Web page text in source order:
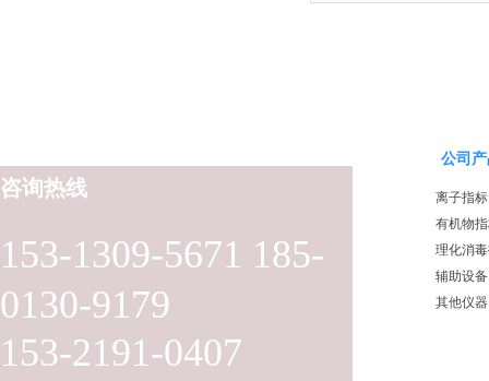
153-1309-5671 185-
0130-9179
153-2191-0407
咨询热线
公司
离子指标
有机物
理化消
辅助设备
其他仪器